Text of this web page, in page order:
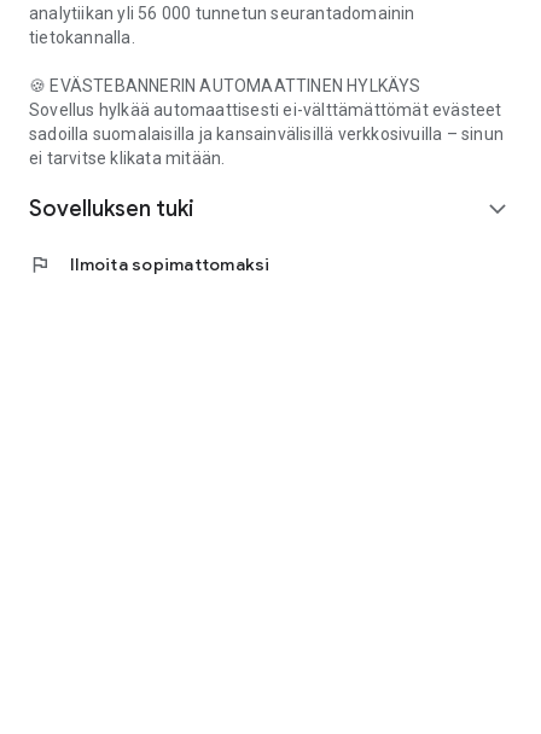
analytiikan yli 56 000 tunnetun seurantadomainin
tietokannalla.
🍪 EVÄSTEBANNERIN AUTOMAATTINEN HYLKÄYS
Sovellus hylkää automaattisesti ei-välttämättömät evästeet
sadoilla suomalaisilla ja kansainvälisillä verkkosivuilla – sinun
ei tarvitse klikata mitään.
Sovelluksen tuki expand_more
flag Ilmoita sopimattomaksi